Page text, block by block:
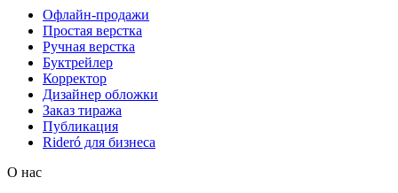
Офлайн-продажи
Простая верстка
Ручная верстка
Буктрейлер
Корректор
Дизайнер обложки
Заказ тиража
Публикация
Rideró для бизнеса
О нас